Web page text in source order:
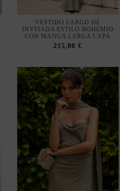
VESTIDO LARGO LENCERO
CON TIRANTE FINO Y
FULAR A JUEGO
205,00 €
de confidencialidad
Política de privacidad y cookies